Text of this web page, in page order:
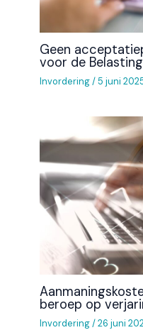
Geen
voor de
Invordering/5 juni
beroep op
Invordering/26 juni